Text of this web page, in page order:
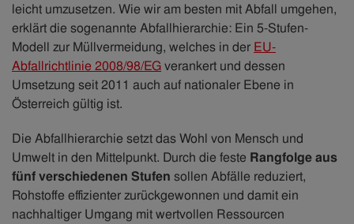
leicht umzusetzen. Wie wir am besten mit Abfall umgehen,
erklärt die sogenannte Abfallhierarchie: Ein 5-Stufen-
Modell zur Müllvermeidung, welches in der EU-
Abfallrichtlinie 2008/98/EGverankert und dessen
Umsetzung seit 2011 auch auf nationaler Ebene in
Österreich gültig ist.
Die Abfallhierarchie setzt das Wohl von Mensch und
Umwelt in den Mittelpunkt. Durch die feste Rangfolge aus
fünf verschiedenen Stufen sollen Abfälle reduziert,
Rohstoffe effizienter zurückgewonnen und damit ein
nachhaltiger Umgang mit wertvollen Ressourcen